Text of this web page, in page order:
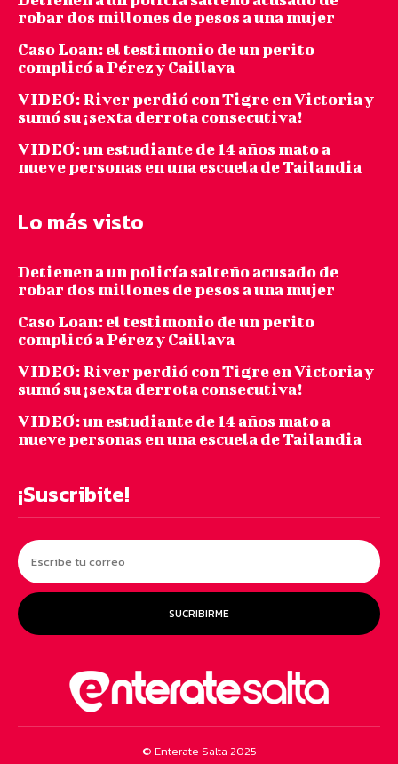
robar dos millones de pesos a una mujer
Caso Loan: el testimonio de un perito
complicó a Pérez y Caillava
VIDEO: River perdió con Tigre en Victoria y
sumó su ¡sexta derrota consecutiva!
VIDEO: un estudiante de 14 años mato a
nueve personas en una escuela de Tailandia
Lo más visto
Detienen a un policía salteño acusado de
robar dos millones de pesos a una mujer
Caso Loan: el testimonio de un perito
complicó a Pérez y Caillava
VIDEO: River perdió con Tigre en Victoria y
sumó su ¡sexta derrota consecutiva!
VIDEO: un estudiante de 14 años mato a
nueve personas en una escuela de Tailandia
¡Suscribite!
SUCRIBIRME
© Enterate Salta 2025